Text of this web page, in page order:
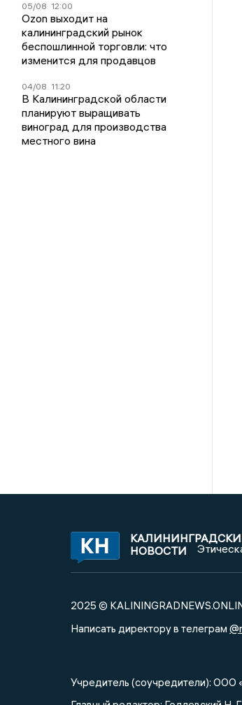
05/08 12:00
Ozon выходит на
калининградский рынок
беспошлинной торговли: что
изменится для продавцов
04/08 11:20
В Калининградской области
планируют выращивать
виноград для производства
местного вина
НОВОСТИ
2025 ©
Написать директору в телеграм
Учредитель (соучредители):